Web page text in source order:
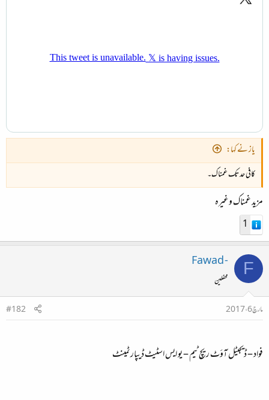
یاز نے کہا:
کافی حد تک غمناک۔
مزید غمناک وغیرہ
1
F
Fawad -
محفلین
مارچ 6، 2017
#182
فواد – ڈيجيٹل آؤٹ ريچ ٹيم – يو ايس اسٹيٹ ڈيپارٹمينٹ